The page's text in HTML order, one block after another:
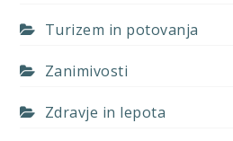
Turizem in potovanja
Zanimivosti
Zdravje in lepota